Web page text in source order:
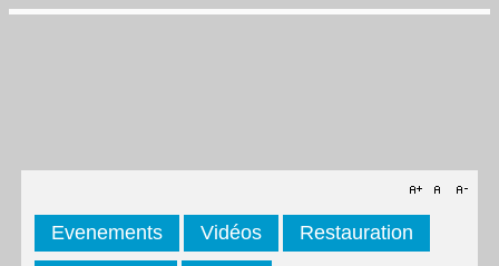
Evenements Vidéos Restauration